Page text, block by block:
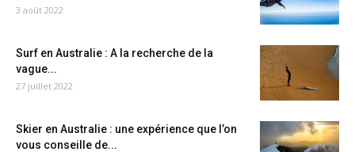
3 août 2022
Surf en Australie : A la recherche de la
vague...
27 juillet 2022
Skier en Australie : une expérience que l’on
vous conseille de...